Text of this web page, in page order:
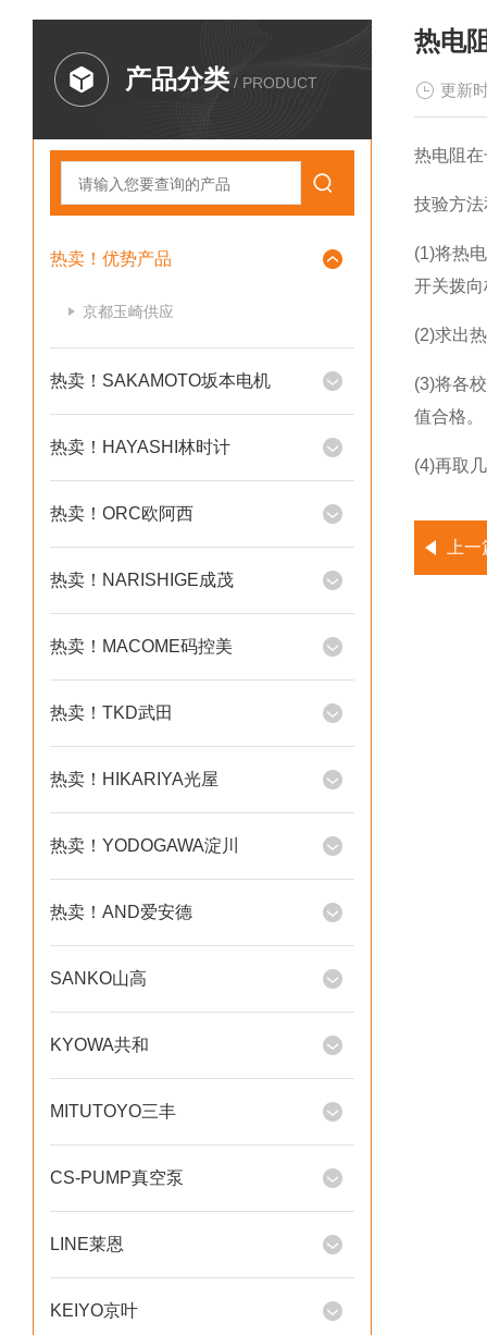
产品分类 / PRODUCT
热卖！优势产品
京都玉崎供应
热卖！SAKAMOTO坂本电机
热卖！HAYASHI林时计
热卖！ORC欧阿西
热卖！NARISHIGE成茂
热卖！MACOME码控美
热卖！TKD武田
热卖！HIKARIYA光屋
热卖！YODOGAWA淀川
热卖！AND爱安德
SANKO山高
KYOWA共和
MITUTOYO三丰
CS-PUMP真空泵
LINE莱恩
KEIYO京叶
热电
更新
热电阻
技验方
(1)将热
开关拨
(2)求出
(3)将各
值合格。
(4)再取
上